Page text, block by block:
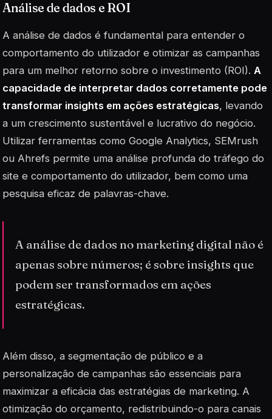
Análise de dados e ROI
A análise de dados é fundamental para entender o
comportamento do utilizador e otimizar as campanhas
para um melhor retorno sobre o investimento (ROI). A
capacidade de interpretar dados corretamente pode
transformar insights em ações estratégicas, levando
a um crescimento sustentável e lucrativo do negócio.
Utilizar ferramentas como Google Analytics, SEMrush
ou Ahrefs permite uma análise profunda do tráfego do
site e comportamento do utilizador, bem como uma
pesquisa eficaz de palavras-chave.
A análise de dados no marketing digital não é
apenas sobre números; é sobre insights que
podem ser transformados em ações
estratégicas.
Além disso, a segmentação de público e a
personalização de campanhas são essenciais para
maximizar a eficácia das estratégias de marketing. A
otimização do orçamento, redistribuindo-o para canais